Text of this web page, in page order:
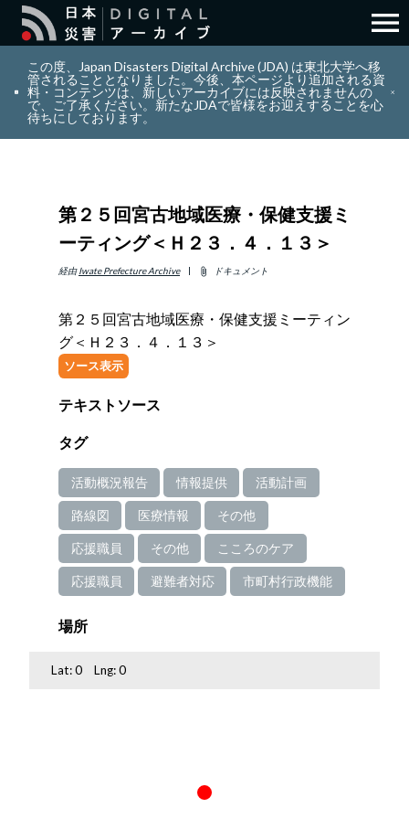
search 検索
layers コレクション
info_outline リソース
アバウト
ENGLISH 日本語
menu
この度、Japan Disasters Digital Archive (JDA) は東北大学へ移
管されることとなりました。今後、本ページより追加される資
料・コンテンツは、新しいアーカイブには反映されませんの
で、ご了承ください。新たなJDAで皆様をお迎えすることを心
待ちにしております。
第２５回宮古地域医療・保健支援ミ
ーティング＜Ｈ２３．４．１３＞
経由 Iwate Prefecture Archive attach_file ドキュメント
第２５回宮古地域医療・保健支援ミーティン
グ＜Ｈ２３．４．１３＞
ソース表示
テキストソース
タグ
活動概況報告 情報提供 活動計画
路線図 医療情報 その他
応援職員 その他 こころのケア
応援職員 避難者対応 市町村行政機能
場所
Lat:0 Lng:0